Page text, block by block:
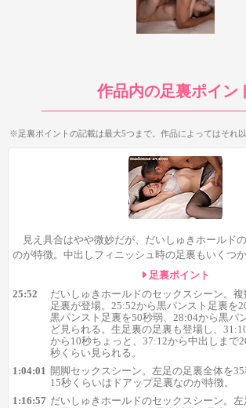
まず最初に1シーン目の25:52からだいしゅき
足裏が複数登場。最初は黒パンスト足裏です
26:26から黒パンスト足裏を50秒弱
28:04から黒パンスト足裏を35秒ほど
31:10から生足裏を10秒弱
37:12から生足裏を中出しまで20秒→中出
といった感じの足裏が登場。これ全部だい
裏というんですからスゴイですよね。中でも
の長時間足裏、そして最後の中出しフィニッ
作品内の足裏ポイン
※足裏ポイントの記載は最大5つまで。作品によってはそれ
見え具合はやや微妙だが、だいしゅきホールド
のが特徴。中出しフィニッシュ時の足裏もいくつ
足裏ポイント
25:52
だいしゅきホールドのセックスシーン。
足裏が登場。25:52から黒パンスト足裏を
黒パンスト足裏を50秒弱、28:04から黒パ
ど見られる。生足裏の足裏も登場し、
から10秒ちょっと、37:12から中出しまで
秒くらい見られる。
1:04:01 開脚セックスシーン。左足の足裏全体を
15秒くらいはドアップ足裏なのが特徴。
1:16:57 だいしゅきホールドのセックスシーン。